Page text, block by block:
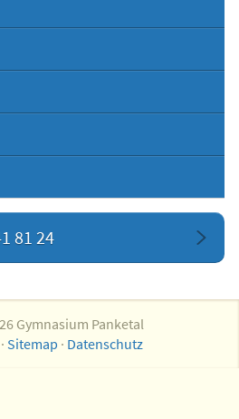
81 24
Gymnasium Panketal
· Sitemap · Datenschutz